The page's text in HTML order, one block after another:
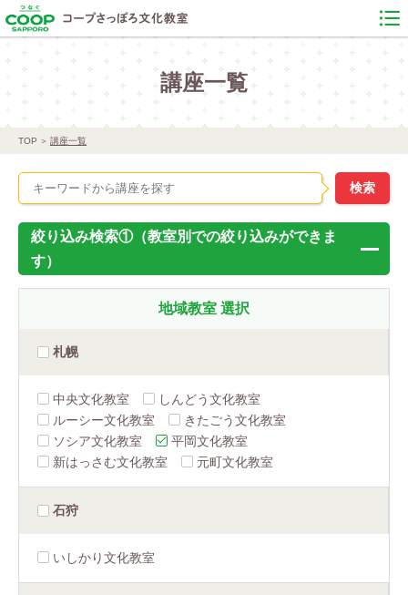
講座一覧
TOP 講座一覧
絞り込み検索①（教室別での絞り込みができま
す）
地域教室 選択
札幌
中央文化教室
しんどう文化教室
ルーシー文化教室
きたごう文化教室
ソシア文化教室
平岡文化教室
新はっさむ文化教室
元町文化教室
石狩
いしかり文化教室